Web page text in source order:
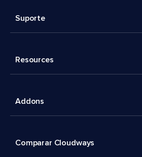
Suporte
Resources
Addons
Comparar Cloudways